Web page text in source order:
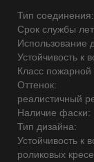
Тип соединения:
Срок службы
Использование
Устойчивость к
Класс пожарной
Оттенок:
реалистичный
Наличие фаски:
Тип дизайна:
Устойчивость к
роликовых